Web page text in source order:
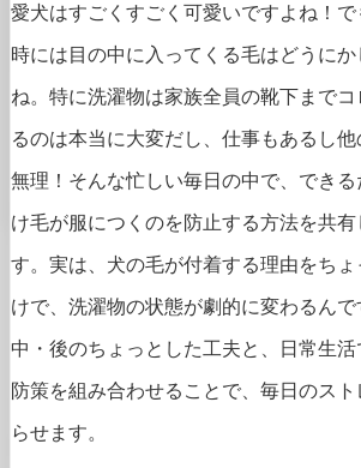
愛犬はすごくすごく可愛いですよね！で
時には目の中に入ってくる毛はどうにか
ね。特に洗濯物は家族全員の靴下まで
るのは本当に大変だし、仕事もあるし
無理！そんな忙しい毎日の中で、でき
け毛が服につくのを防止する方法を共有
す。実は、犬の毛が付着する理由をち
けで、洗濯物の状態が劇的に変わるんで
中・後のちょっとした工夫と、日常生
防策を組み合わせることで、毎日のス
らせます。